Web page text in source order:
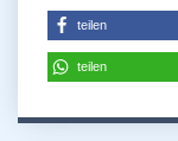
teilen
teilen